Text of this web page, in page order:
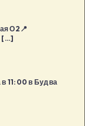
О2📍
[…]
11:00 в Будва